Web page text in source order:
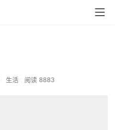
生活 阅读 8883